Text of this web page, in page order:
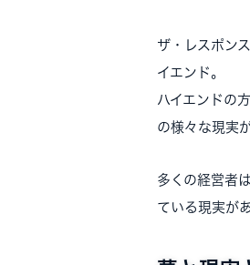
ザ・レスポン
イエンド。
ハイエンドの
の様々な現実
多くの経営者
ている現実が